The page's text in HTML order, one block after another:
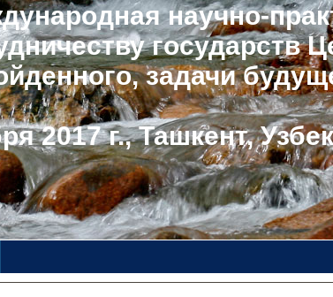
научно-
государств
задачи
2017 г., Ташкент,